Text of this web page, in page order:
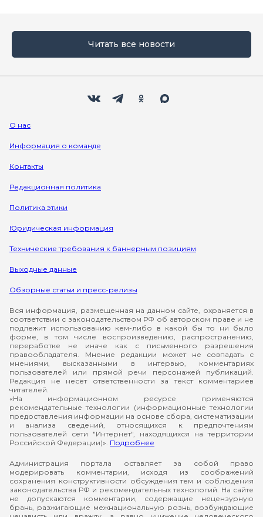
Читать все новости
О нас
Информация о команде
Контакты
Редакционная политика
Политика этики
Юридическая информация
Технические требования к баннерным позициям
Выходные данные
Обзорные статьи и пресс-релизы
Вся информация, размещенная на данном сайте, охраняется в
соответствии с законодательством РФ об авторском праве и не
подлежит использованию кем-либо в какой бы то ни было
форме, в том числе воспроизведению, распространению,
переработке не иначе как с письменного разрешения
правообладателя. Мнение редакции может не совпадать с
мнениями, высказанными в интервью, комментариях
пользователей или прямой речи персонажей публикаций.
Редакция не несёт ответственности за текст комментариев
читателей.
«На информационном ресурсе применяются
рекомендательные технологии (информационные технологии
предоставления информации на основе сбора, систематизации
и анализа сведений, относящихся к предпочтениям
пользователей сети "Интернет", находящихся на территории
Российской Федерации)». Подробнее
Администрация портала оставляет за собой право
модерировать комментарии, исходя из соображений
сохранения конструктивности обсуждения тем и соблюдения
законодательства РФ и рекомендательных технологий. На сайте
не допускаются комментарии, содержащие нецензурную
брань, разжигающие межнациональную рознь, возбуждающие